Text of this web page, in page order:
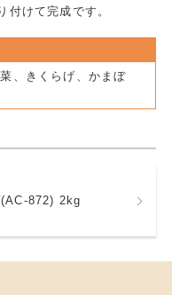
けて完成です。
、きくらげ、かまぼ
872) 2kg